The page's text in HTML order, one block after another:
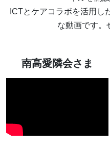
ICTとケアコラボを活用し
な動画です。
南高愛隣会さま